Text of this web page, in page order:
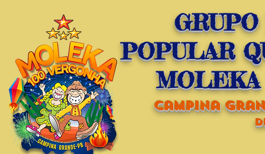
campina
POPULAR
MOLEKA